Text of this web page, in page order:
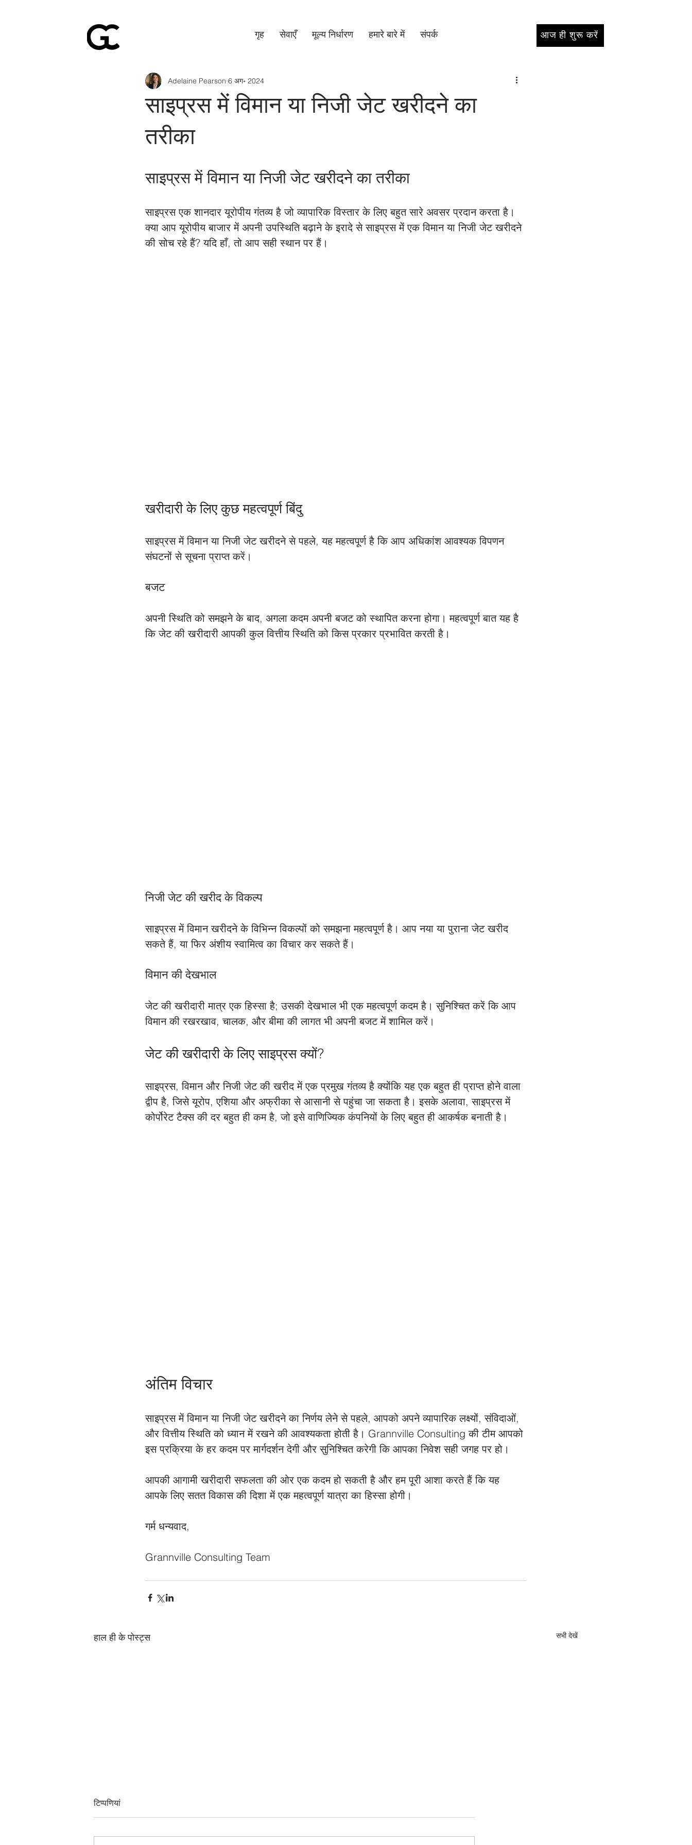
गृह सेवाएँ मूल्य निर्धारण​ हमारे बारे में संपर्क आज ही शुरू करें
साइप्रस में विमान या निजी जेट खरीदने का
तरीका
Adelaine Pearson 6 अग॰ 2024
साइप्रस में विमान या निजी जेट खरीदने का तरीका
साइप्रस एक शानदार यूरोपीय गंतव्य है जो व्यापारिक विस्तार के लिए बहुत सारे अवसर प्रदान करता है।
क्या आप यूरोपीय बाजार में अपनी उपस्थिति बढ़ाने के इरादे से साइप्रस में एक विमान या निजी जेट खरीदने
की सोच रहे हैं? यदि हाँ, तो आप सही स्थान पर हैं।
खरीदारी के लिए कुछ महत्वपूर्ण बिंदु
साइप्रस में विमान या निजी जेट खरीदने से पहले, यह महत्वपूर्ण है कि आप अधिकांश आवश्यक विपणन
संघटनों से सूचना प्राप्त करें।
बजट
अपनी स्थिति को समझने के बाद, अगला कदम अपनी बजट को स्थापित करना होगा। महत्वपूर्ण बात यह है
कि जेट की खरीदारी आपकी कुल वित्तीय स्थिति को किस प्रकार प्रभावित करती है।
निजी जेट की खरीद के विकल्प
साइप्रस में विमान खरीदने के विभिन्न विकल्पों को समझना महत्वपूर्ण है। आप नया या पुराना जेट खरीद
सकते हैं, या फिर अंशीय स्वामित्व का विचार कर सकते हैं।
विमान की देखभाल
जेट की खरीदारी मात्र एक हिस्सा है; उसकी देखभाल भी एक महत्वपूर्ण कदम है। सुनिश्चित करें कि आप
विमान की रखरखाव, चालक, और बीमा की लागत भी अपनी बजट में शामिल करें।
जेट की खरीदारी के लिए साइप्रस क्‍यों?
साइप्रस, विमान और निजी जेट की खरीद में एक प्रमुख गंतव्य है क्‍योंकि यह एक बहुत ही प्राप्त होने वाला
द्वीप है, जिसे यूरोप, एशिया और अफ्रीका से आसानी से पहुंचा जा सकता है। इसके अलावा, साइप्रस में
कोर्पोरेट टैक्स की दर बहुत ही कम है, जो इसे वाणिज्यिक कंपनियों के लिए बहुत ही आकर्षक बनाती है।
अंतिम विचार
साइप्रस में विमान या निजी जेट खरीदने का निर्णय लेने से पहले, आपको अपने व्यापारिक लक्ष्यों, संविदाओं,
और वित्तीय स्थिति को ध्यान में रखने की आवश्यकता होती है। Grannville Consulting की टीम आपको
इस प्रक्रिया के हर कदम पर मार्गदर्शन देगी और सुनिश्चित करेगी कि आपका निवेश सही जगह पर हो।
आपकी आगामी खरीदारी सफलता की ओर एक कदम हो सकती है और हम पूरी आशा करते हैं कि यह
आपके लिए सतत विकास की दिशा में एक महत्वपूर्ण यात्रा का हिस्सा होगी।
गर्म धन्यवाद,
Grannville Consulting Team
हाल ही के पोस्ट्स सभी देखें
टिप्पणियां